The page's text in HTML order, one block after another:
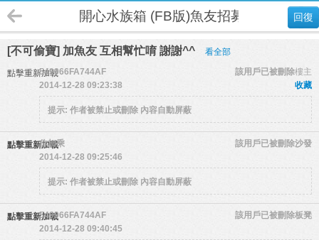
回復
開心水族箱 (FB版)魚友招募
[不可偷寶] 加魚友 互相幫忙唷 謝謝^^ 看全部
點擊重新加載 樓主
549966FA744AF
該用戶已被刪除
收藏
2014-12-28 09:23:38
提示: 作者被禁止或刪除 內容自動屏蔽
點擊重新加載 沙發
你加乘
該用戶已被刪除
2014-12-28 09:25:46
提示: 作者被禁止或刪除 內容自動屏蔽
點擊重新加載 板凳
549966FA744AF
該用戶已被刪除
2014-12-28 09:40:45